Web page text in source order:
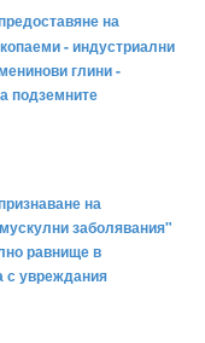
на
- индустриални
глини -
подземните
на
заболявания"
равнище в
с увреждания